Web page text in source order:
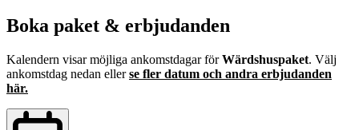
Boka paket & erbjudanden
Kalendern visar möjliga ankomstdagar förWärdshuspaket. Välj
ankomstdag nedan ellerse fler datum och andra erbjudanden
här.